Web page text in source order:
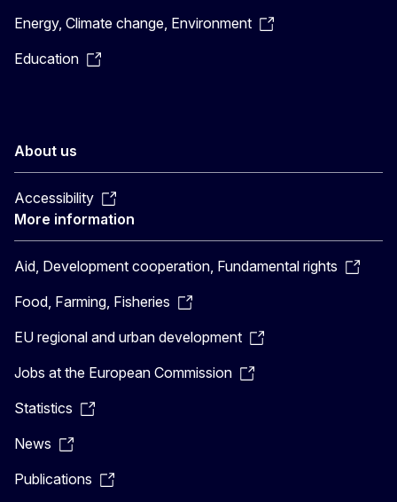
Energy, Climate change, Environment
Education
About us
Accessibility
More information
Aid, Development cooperation, Fundamental rights
Food, Farming, Fisheries
EU regional and urban development
Jobs at the European Commission
Statistics
News
Publications